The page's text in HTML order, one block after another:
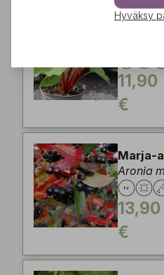
11,90
€
Marja-
Aronia
13,90
€
Hyväksy